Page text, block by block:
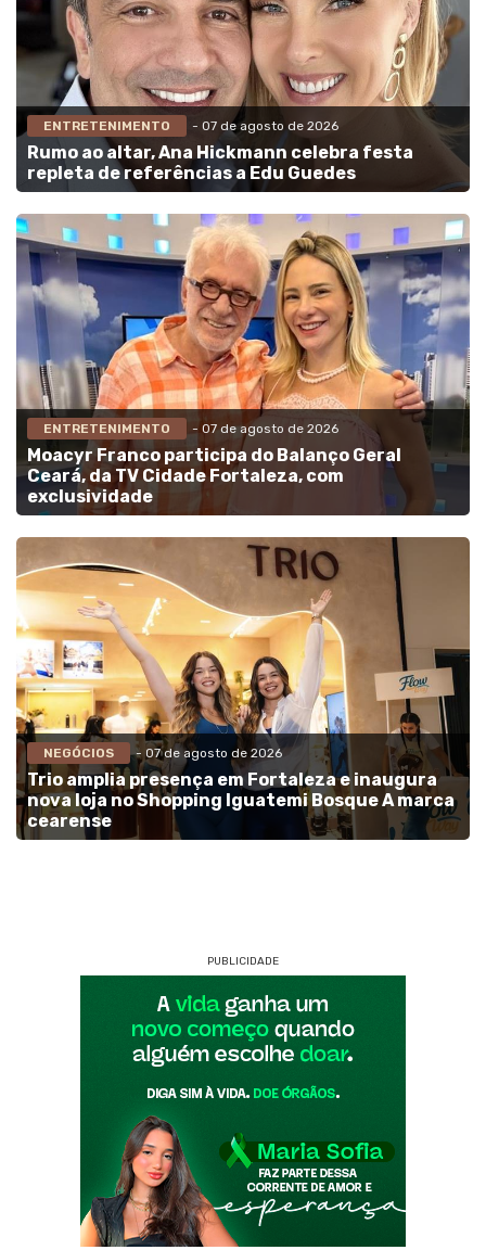
ENTRETENIMENTO - 07 de agosto de 2026
Rumo ao altar, Ana Hickmann celebra festa
repleta de referências a Edu Guedes
ENTRETENIMENTO - 07 de agosto de 2026
Moacyr Franco participa do Balanço Geral
Ceará, da TV Cidade Fortaleza, com
exclusividade
NEGÓCIOS - 07 de agosto de 2026
Trio amplia presença em Fortaleza e inaugura
nova loja no Shopping Iguatemi Bosque A marca
cearense
PUBLICIDADE